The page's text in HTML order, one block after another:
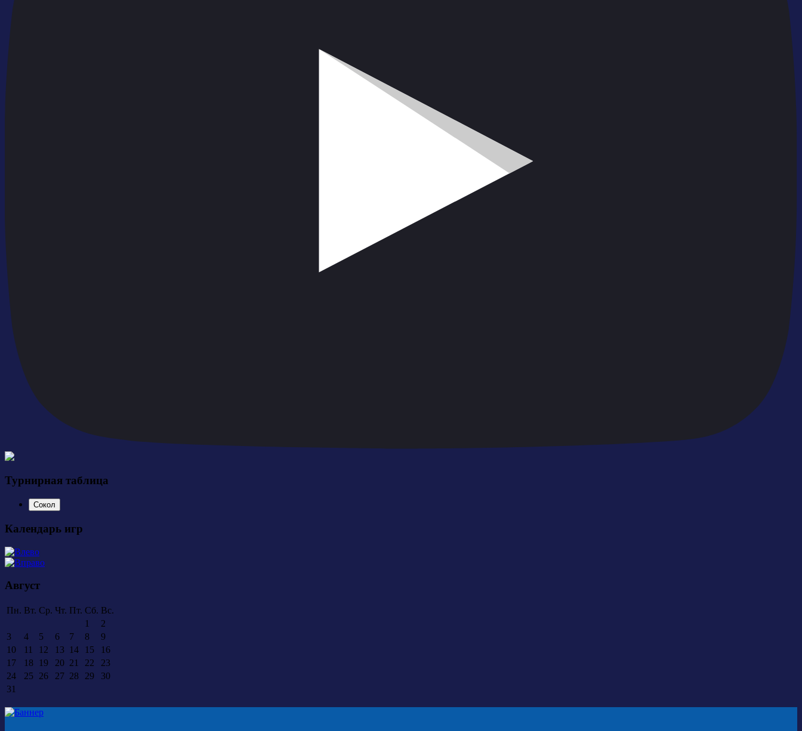
Турнирная таблица
Сокол
Календарь игр
Август
Пн. Вт. Ср. Чт. Пт. Сб. Вс.
1
2
3
4 5 6 7 8
9
10
11 12 13 14 15
16
17
18 19 20 21 22
23
24
25 26 27 28 29
30
31